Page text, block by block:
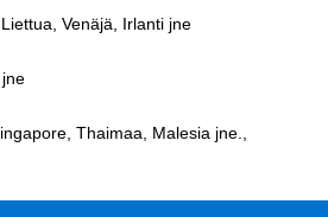
Venäjä, Irlanti jne
Thaimaa, Malesia jne.,